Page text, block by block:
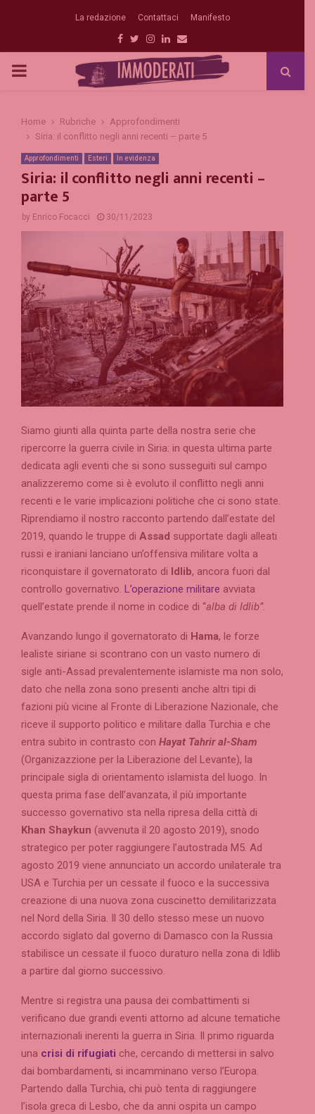
La redazione Contattaci Manifesto
Facebook
Twitter
Instagram
Linkedin
Email
PRIMARY
Home Rubriche
Approfondimenti
Siria: il conflitto negli anni recenti – parte 5
Approfondimenti Esteri In evidenza
Siria: il conflitto negli anni recenti –
parte 5
by Enrico Focacci 30/11/2023
Siamo giunti alla quinta parte della nostra serie che
ripercorre la guerra civile in Siria: in questa ultima parte
dedicata agli eventi che si sono susseguiti sul campo
analizzeremo come si è evoluto il conflitto negli anni
recenti e le varie implicazioni politiche che ci sono state.
Riprendiamo il nostro racconto partendo dall’estate del
2019, quando le truppe di Assad supportate dagli alleati
russi e iraniani lanciano un’offensiva militare volta a
riconquistare il governatorato di Idlib, ancora fuori dal
controllo governativo. L’operazione militare avviata
quell’estate prende il nome in codice di “alba di Idlib”.
Avanzando lungo il governatorato di Hama, le forze
lealiste siriane si scontrano con un vasto numero di
sigle anti-Assad prevalentemente islamiste ma non solo,
dato che nella zona sono presenti anche altri tipi di
fazioni più vicine al Fronte di Liberazione Nazionale, che
riceve il supporto politico e militare dalla Turchia e che
entra subito in contrasto con Hayat Tahrir al-Sham
(Organizazzione per la Liberazione del Levante), la
principale sigla di orientamento islamista del luogo. In
questa prima fase dell’avanzata, il più importante
successo governativo sta nella ripresa della città di
Khan Shaykun (avvenuta il 20 agosto 2019), snodo
strategico per poter raggiungere l’autostrada M5. Ad
agosto 2019 viene annunciato un accordo unilaterale tra
USA e Turchia per un cessate il fuoco e la successiva
creazione di una nuova zona cuscinetto demilitarizzata
nel Nord della Siria. Il 30 dello stesso mese un nuovo
accordo siglato dal governo di Damasco con la Russia
stabilisce un cessate il fuoco duraturo nella zona di Idlib
a partire dal giorno successivo.
Mentre si registra una pausa dei combattimenti si
verificano due grandi eventi attorno ad alcune tematiche
internazionali inerenti la guerra in Siria. Il primo riguarda
una crisi di rifugiati che, cercando di mettersi in salvo
dai bombardamenti, si incamminano verso l’Europa.
Partendo dalla Turchia, chi può tenta di raggiungere
l’isola greca di Lesbo, che da anni ospita un campo